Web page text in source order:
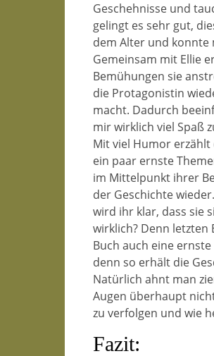
Geschehnisse und
gelingt es sehr gut,
dem Alter und konnte
Gemeinsam mit Ellie
Bemühungen sie
die Protagonistin
macht. Dadurch
mir wirklich viel Spaß
Mit viel Humor
ein paar ernste
im Mittelpunkt ihrer
der Geschichte
wird ihr klar, dass sie
wirklich? Denn letzten
Buch auch eine
denn so erhält die
Natürlich ahnt man
Augen überhaupt
zu verfolgen und wie
Fazit: